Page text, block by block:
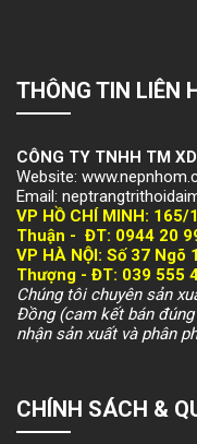
THÔNG TIN LIÊN
CÔNG TY TNHH TM
Website:
Email:
VP HỒ CHÍ MINH: 165/
Thuận - ĐT: 0944 20
VP HÀ NỘI : Số 37 Ngõ
Thượng - ĐT: 039 555
Chúng tôi chuyên sản
Đồng (cam kết bán
nhận sản xuất và phân
CHÍNH SÁCH &